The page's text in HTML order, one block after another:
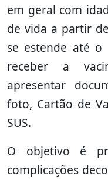
em geral com
de vida a partir
se estende até
receber a
apresentar
foto, Cartão de
SUS.
O objetivo é
complicações